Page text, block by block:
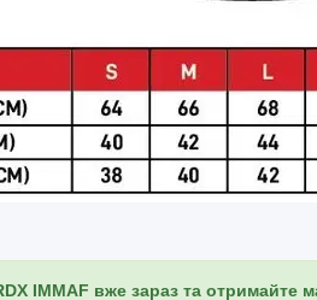
IMMAF вже зараз та